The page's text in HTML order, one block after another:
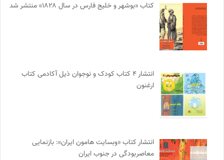
کتاب «بوشهر و خلیج فارس در سال ۱۸۲۸» منتشر شد
انتشار ۴ کتاب کودک و نوجوان ذیل آکادمی کتاب
ارغنون
انتشار کتاب «وبسایت هامون ایران»: بازنمایی
معاصربودگی در جنوب ایران